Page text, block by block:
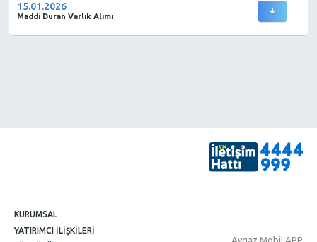
15.01.2026
Maddi Duran Varlık Alımı
KURUMSAL
YATIRIMCI İLİŞKİLERİ
Aygaz Mobil APP